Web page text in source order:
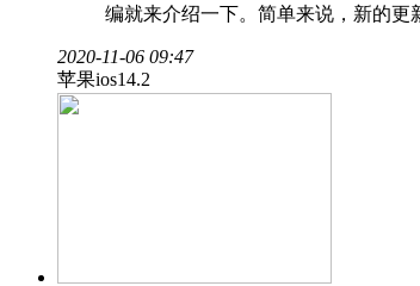
编就来介绍一下。简单来说，新的更
2020-11-06 09:47
苹果ios14.2